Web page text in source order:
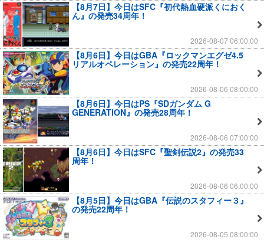
【8月7日】今日はSFC『初代熱血硬派くにおく
ん』の発売34周年！
2026-08-07 06:00:00
【8月6日】今日はGBA『ロックマンエグゼ4.5
リアルオペレーション』の発売22周年！
2026-08-06 08:00:00
【8月6日】今日はPS『SDガンダム G
GENERATION』の発売28周年！
2026-08-06 07:00:00
【8月6日】今日はSFC『聖剣伝説2』の発売33
周年！
2026-08-06 06:00:00
【8月5日】今日はGBA『伝説のスタフィー３』
の発売22周年！
2026-08-05 08:00:00